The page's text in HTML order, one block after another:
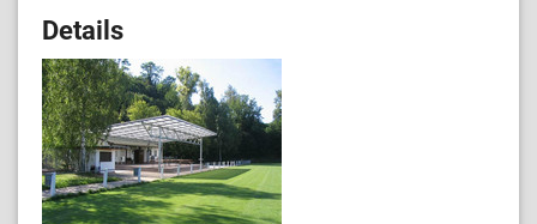
Details